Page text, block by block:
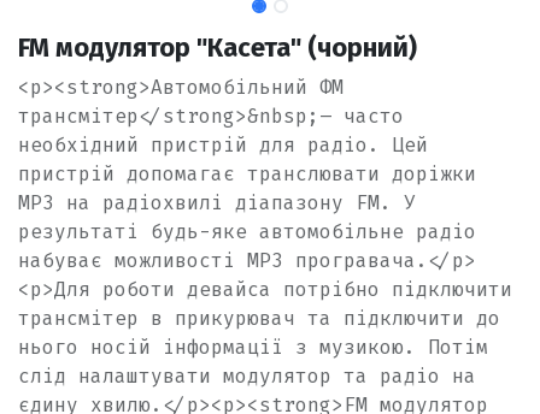
FM модулятор "Касета" (чорний)
<p><strong>Автомобільний ФМ
трансмітер</strong>&nbsp;– часто
необхідний пристрій для радіо. Цей
пристрій допомагає транслювати доріжки
MP3 на радіохвилі діапазону FM. У
результаті будь-яке автомобільне радіо
набуває можливості MP3 програвача.</p>
<p>Для роботи девайса потрібно підключити
трансмітер в прикурювач та підключити до
нього носій інформації з музикою. Потім
слід налаштувати модулятор та радіо на
єдину хвилю.</p><p><strong>FM модулятор